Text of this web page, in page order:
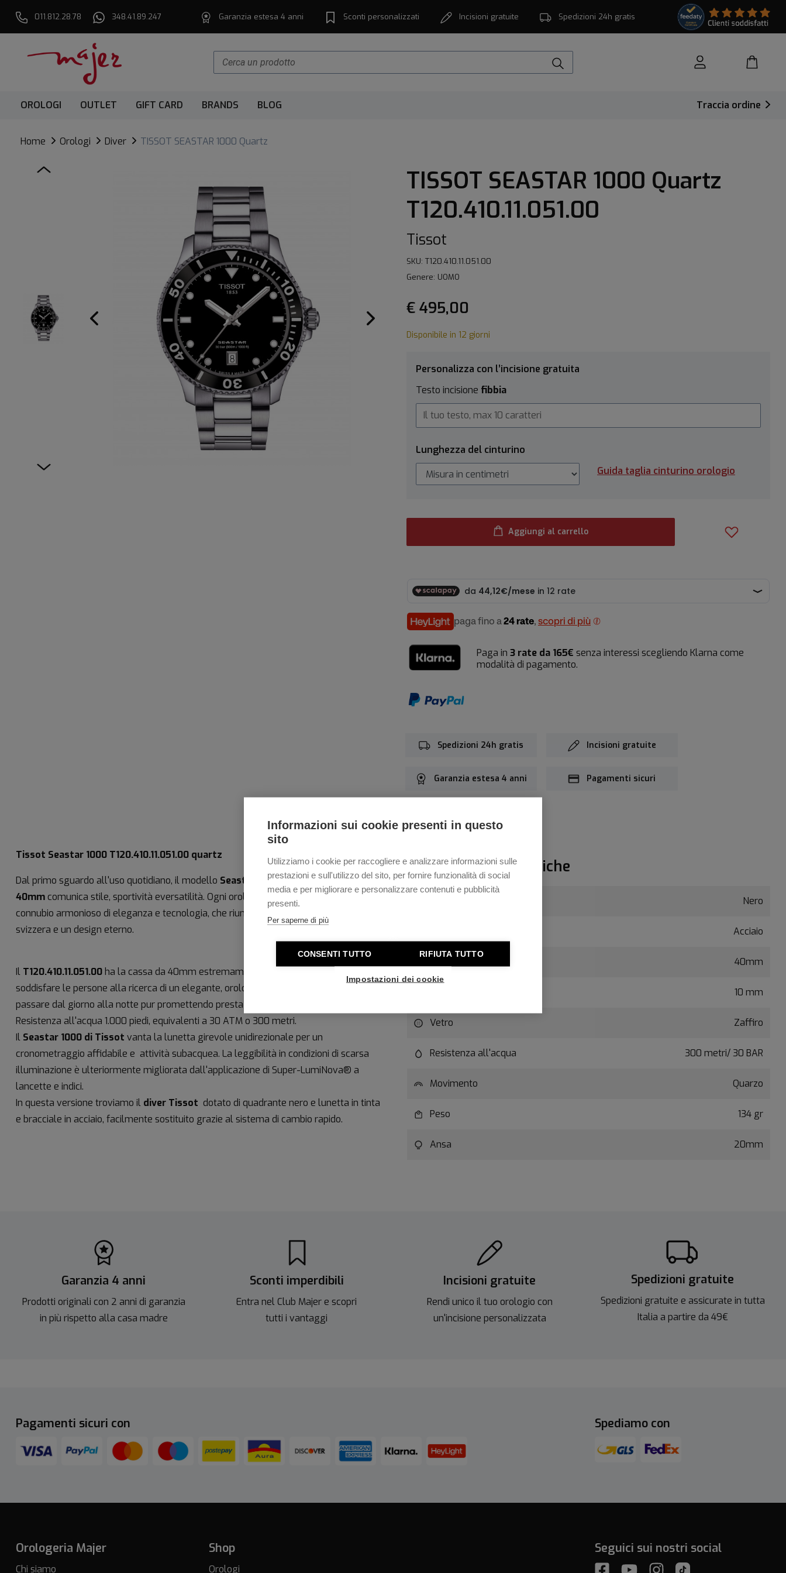
Informazioni sui cookie presenti in questo
sito
Utilizziamo i cookie per raccogliere e analizzare informazioni sulle
prestazioni e sull'utilizzo del sito, per fornire funzionalità di social
media e per migliorare e personalizzare contenuti e pubblicità
presenti.
Per saperne di più
CONSENTI TUTTO RIFIUTA TUTTO
Impostazioni dei cookie
011.812.28.78 348.41.89.247 Garanzia estesa 4 anni Sconti personalizzati Incisioni gratuite Spedizioni 24h gratis
OROLOGI OUTLET GIFT CARD BRANDS BLOG Traccia ordine
Home Orologi Diver TISSOT SEASTAR 1000 Quartz
TISSOT SEASTAR 1000 Quartz
T120.410.11.051.00
Tissot
SKU: T120.410.11.051.00
Genere: UOMO
€ 495,00
Disponibile in 12 giorni
Personalizza con l’incisione gratuita
Testo incisione fibbia
Lunghezza del cinturino
Guida taglia cinturino orologio
Aggiungi al carrello
paga fino a24 rate, scopri di più
Paga in 3 rate da 165€ senza interessi scegliendo Klarna come
modalità di pagamento.
Spedizioni 24h gratis Incisioni gratuite
Garanzia estesa 4 anni Pagamenti sicuri
Tissot Seastar 1000 T120.410.11.051.00 quartz
Dal primo sguardo all'uso quotidiano, il modello Seastar 1000 Quartz
40mmcomunica stile, sportività eversatilità. Ogni orologio Tissot Seastarè un
connubio armonioso di eleganza e tecnologia, che riunisce il know-how dell'orologeria
svizzera e un design eterno.
Il T120.410.11.051.00ha la cassa da 40mm estremamente versatile è progettata per
soddisfare le persone alla ricerca di un elegante, orologio di buon gusto che può
passare dal giorno alla notte pur promettendo prestazioni tecniche eccezionali.
Resistenza all'acqua 1.000 piedi, equivalenti a 30 ATM o 300 metri.
Il Seastar 1000 di Tissot vanta la lunetta girevole unidirezionale per un
cronometraggio affidabile e attività subacquea. La leggibilità in condizioni di scarsa
illuminazione è ulteriormente migliorata dall'applicazione di Super-LumiNova® a
lancette e indici.
In questa versione troviamo il diver Tissot dotato di quadrante nero e lunetta in tinta
e bracciale in acciaio, facilmente sostituito grazie al sistema di cambio rapido.
Caratteristiche tecniche
Nero
Acciaio
40mm
10 mm
Vetro Zaffiro
Resistenza all'acqua 300 metri/ 30 BAR
Movimento Quarzo
Peso 134 gr
Ansa 20mm
Garanzia 4 anni
Prodotti originali con 2 anni di garanzia
in più rispetto alla casa madre
Sconti imperdibili
Entra nel Club Majer e scopri
tutti i vantaggi
Incisioni gratuite
Rendi unico il tuo orologio con
un'incisione personalizzata
Spedizioni gratuite
Spedizioni gratuite e assicurate in tutta
Italia a partire da 49€
Pagamenti sicuri con Spediamo con
Orologeria Majer
Chi siamo
Shop
Orologi
Seguici sui nostri social